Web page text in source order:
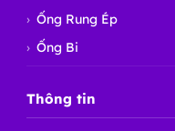
Ống Rung Ép
Ống Bi
Thông tin